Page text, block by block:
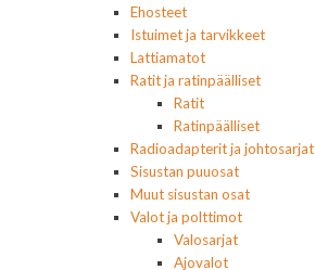
Ehosteet
Istuimet ja tarvikkeet
Lattiamatot
Ratit ja ratinpäälliset
Ratit
Ratinpäälliset
Radioadapterit ja johtosarjat
Sisustan puuosat
Muut sisustan osat
Valot ja polttimot
Valosarjat
Ajovalot